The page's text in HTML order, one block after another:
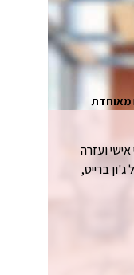
אישי ועזרה
ברייס,